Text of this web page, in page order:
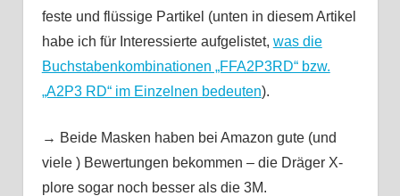
feste und flüssige Partikel (unten in diesem Artikel
habe ich für Interessierte aufgelistet, was die
Buchstabenkombinationen „FFA2P3RD“ bzw.
„A2P3 RD“ im Einzelnen bedeuten).
→ Beide Masken haben bei Amazon gute (und
viele ) Bewertungen bekommen – die Dräger X-
plore sogar noch besser als die 3M.